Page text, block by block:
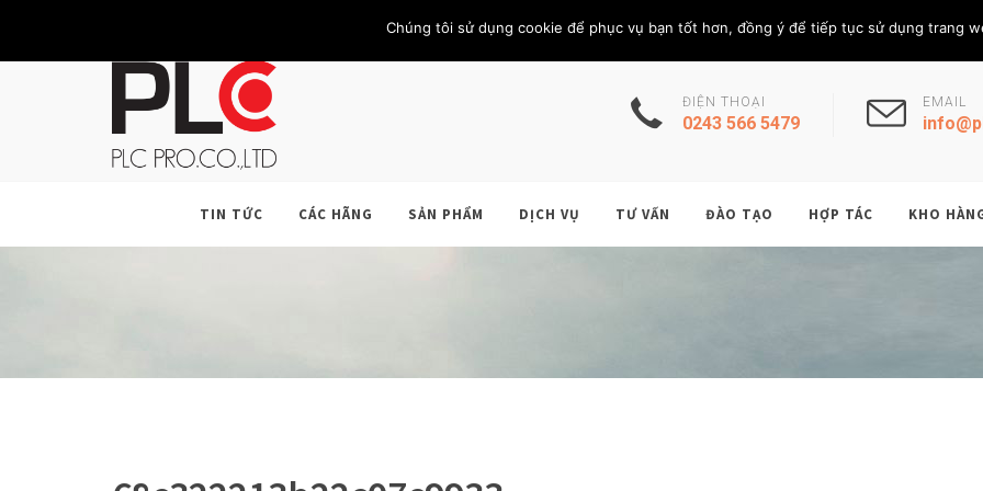
KHÁCH HÀNG LIÊN HỆ THÀNH VIÊN Thứ Sáu, 7/8/
ĐIỆN THOẠI
0243 566 5479
EMAIL
TIN TỨC CÁC HÃNG SẢN PHẨM DỊCH VỤ TƯ VẤN ĐÀO TẠO HỢP TÁC KHO
Chúng tôi sử dụng cookie để phục vụ bạn tốt hơn, đồng ý để tiếp tục sử dụng trang